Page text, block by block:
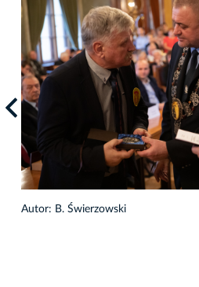
Autor: B. Świerzowski